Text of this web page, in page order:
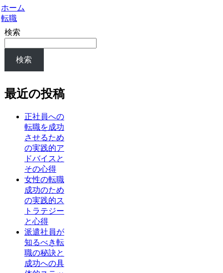
ホーム
転職
検索
検索
最近の投稿
正社員への
転職を成功
させるため
の実践的ア
ドバイスと
その心得
女性の転職
成功のため
の実践的ス
トラテジー
と心得
派遣社員が
知るべき転
職の秘訣と
成功への具